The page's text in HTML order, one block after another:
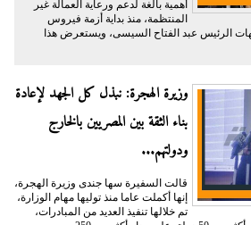
أهمية بالغة لدعم ورعاية العمالة غير
المنتظمة، منذ بداية أزمة فيروس
الرئيس عبد الفتاح السيسى، ويستعرض هذا
وزيرة الهجرة: نبذل كل الجهد لإعادة
بناء الثقة بين المصريين بالخارج
ودولتهم...
قالت السفيرة سها جندى وزيرة الهجرة،
إنها أكملت عاما منذ توليها مهام الوزارة،
تم خلالها تنفيذ العديد من المبادرات،